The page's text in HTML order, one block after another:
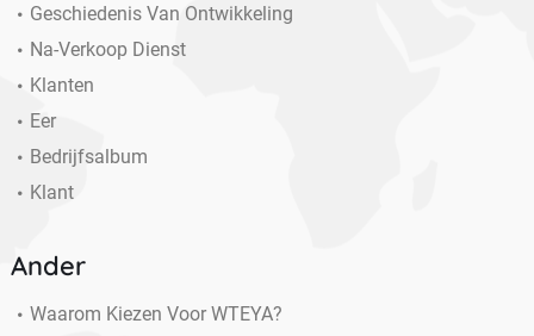
Geschiedenis Van Ontwikkeling
Na-Verkoop Dienst
Klanten
Eer
Bedrijfsalbum
Klant
Ander
Waarom Kiezen Voor WTEYA?